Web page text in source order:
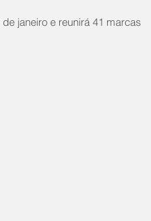
janeiro e reunirá 41 marcas